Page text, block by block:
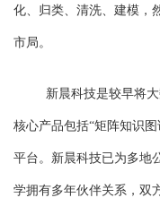
化、归类、清洗、建模，
市局。
新晨科技是较早将
核心产品包括“矩阵知识
平台。新晨科技已为多地
学拥有多年伙伴关系，双